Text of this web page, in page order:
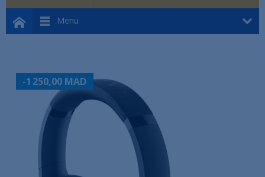
Menu
-1 250,00 MAD